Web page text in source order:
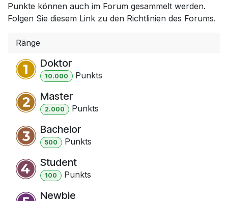
Punkte können auch im Forum gesammelt werden.
Folgen Sie diesem Link zu den Richtlinien des Forums.
Ränge
Doktor
10.000 Punkts
Master
2.000 Punkts
Bachelor
500 Punkts
Student
100 Punkts
Newbie